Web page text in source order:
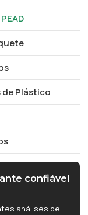
de Plástico
confiável
análises de